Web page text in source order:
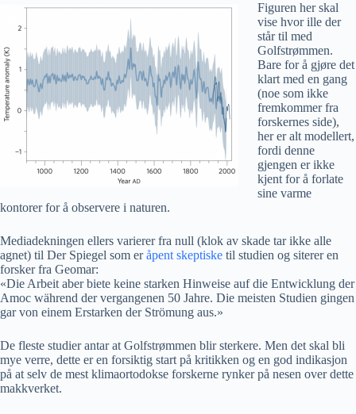
Figuren her skal
vise hvor ille der
står til med
Golfstrømmen.
Bare for å gjøre det
klart med en gang
(noe som ikke
fremkommer fra
forskernes side),
her er alt modellert,
fordi denne
gjengen er ikke
kjent for å forlate
sine varme
kontorer for å observere i naturen.
Mediadekningen ellers varierer fra null (klok av skade tar ikke alle
agnet) til Der Spiegel som eråpent skeptiske til studien og siterer en
forsker fra Geomar:
«Die Arbeit aber biete keine starken Hinweise auf die Entwicklung der
Amoc während der vergangenen 50 Jahre. Die meisten Studien gingen
gar von einem Erstarken der Strömung aus.»
De fleste studier antar at Golfstrømmen blir sterkere. Men det skal bli
mye verre, dette er en forsiktig start på kritikken og en god indikasjon
på at selv de mest klimaortodokse forskerne rynker på nesen over dette
makkverket.